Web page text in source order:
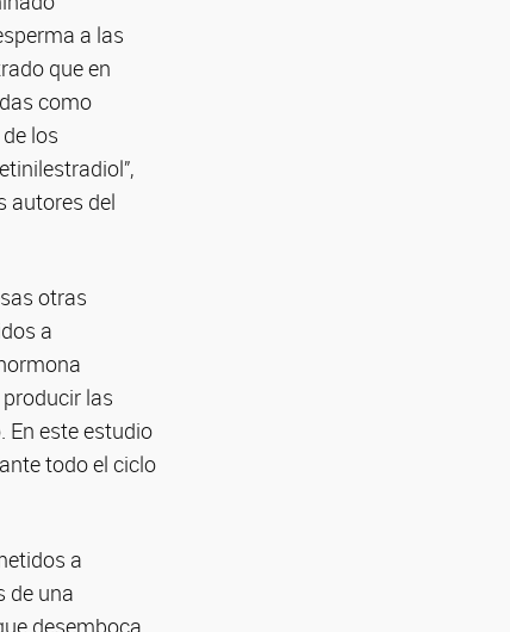
a las
que en
como
los
autores del
otras
a
las
este estudio
todo el ciclo
a
de una
desemboca